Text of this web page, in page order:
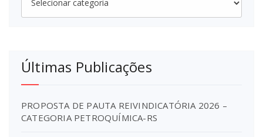
Últimas Publicações
PROPOSTA DE PAUTA REIVINDICATÓRIA 2026 –
CATEGORIA PETROQUÍMICA-RS